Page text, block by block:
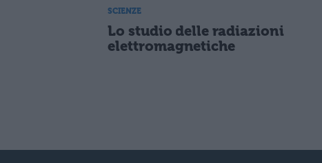
SCIENZE
Lo studio delle radiazioni
elettromagnetiche